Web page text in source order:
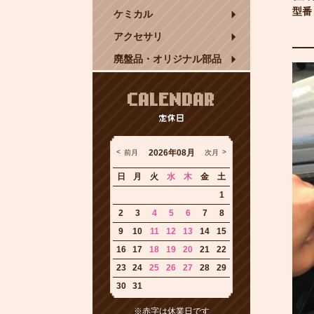
ケミカル
アクセサリ
廃盤品・オリジナル部品
CALENDAR
定休日
2026年08月
前月 次月
日 月 火 水 木 金
土
1
2
3 4 5 6 7
8
9
10 11 12 13 14
15
16
17 18 19 20 21
22
23
24 25 26 27 28
29
30
31
※赤字は休業日です
型